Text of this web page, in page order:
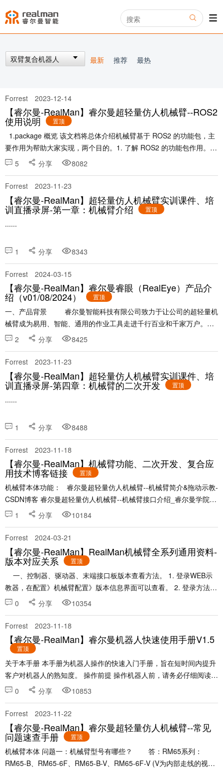
双臂复合机器人 最新 推荐 最热
Forrest 2023-12-14
【睿尔曼-RealMan】睿尔曼超轻量仿人机械臂--ROS2
使用说明 置顶
1.package 概览 该文档将总体介绍机械臂基于 ROS2 的功能包，主
要作用为帮助大家实现，两个目的。1. 了解 ROS2 的功能包作用。2.
掌握当前 ROS 包的使用方式。 源码地址：https://git......
5 分享 8082
Forrest 2023-11-23
【睿尔曼-RealMan】超轻量仿人机械臂实训课件、培
训直播录屏-第一章：机械臂介绍 置顶
......
1 分享 8343
Forrest 2024-03-15
【睿尔曼-RealMan】睿尔曼睿眼（RealEye）产品介
绍（v01/08/2024） 置顶
一、产品背景 睿尔曼智能科技有限公司致力于让公司的超轻量机
械臂成为易用、智能、通用的作业工具走进千行百业和千家万户。为
此，公司开发了一套机......
2 分享 8425
Forrest 2023-11-23
【睿尔曼-RealMan】超轻量仿人机械臂实训课件、培
训直播录屏-第四章：机械臂的二次开发 置顶
......
1 分享 8488
Forrest 2023-11-18
【睿尔曼-RealMan】机械臂功能、二次开发、复合应
用技术博客链接 置顶
机械臂本体功能： 睿尔曼超轻量仿人机械臂--机械臂简介&拖动示教-
CSDN博客 睿尔曼超轻量仿人机械臂--机械臂接口介绍_睿尔曼学院的
博客-CSDN博客 睿尔曼超轻量仿人机械臂--示教器简介&使用_......
1 分享 10184
Forrest 2024-03-21
【睿尔曼-RealMan】RealMan机械臂全系列通用资料-
版本对应关系 置顶
教器，在配置》机械臂配置》版本信息界面可以查看。 2. 登录方法可
以参考：睿尔曼机器人快速使用手册V1.5 - 睿尔曼智能论坛 (r......
0 分享 10354
Forrest 2023-11-18
【睿尔曼-RealMan】睿尔曼机器人快速使用手册V1.5
置顶
关于本手册 本手册为机器人操作的快速入门手册，旨在短时间内提升
客户对机器人的熟知度。 操作前提 操作机器人前，请务必仔细阅读
《睿尔曼机器人用户手册》，用户需在了解安全知识的基础上才可使
0 分享 10853
Forrest 2023-11-22
【睿尔曼-RealMan】睿尔曼超轻量仿人机械臂--常见
问题速查手册 置顶
机械臂本体 问题一：机械臂型号有哪些？ 答：RM65系列：
RM65-B、RM65-6F、RM65-B-V、RM65-6F-V (V为内部走线的视觉